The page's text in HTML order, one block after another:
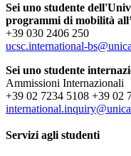
Sei uno studente
programmi di mobilità
+39 030 2406 250
ucsc.international-
Sei uno studente
Ammissioni Internazionali
+39 02 7234 5108 +39 02
Servizi agli studenti